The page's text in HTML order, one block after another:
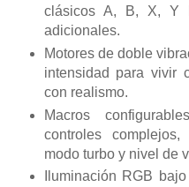
clásicos A, B, X, Y
adicionales.
Motores de doble
intensidad para vivir
con realismo.
Macros
controles
modo turbo y nivel de
Iluminación RGB